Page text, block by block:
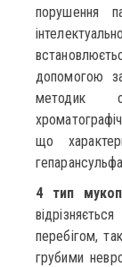
порушення
допомогою
методик
що
4 тип
перебігом,
грубими